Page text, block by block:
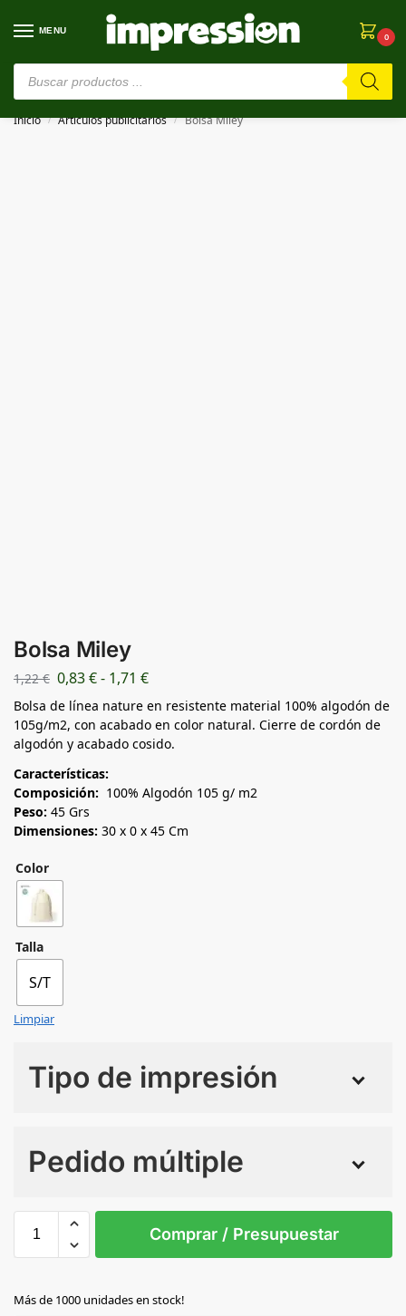
MENU
0
⚠️ Estamos en pruebas. Si algo falla, ¡Perdón!⚠️
Inicio / Artículos publicitarios / Bolsa Miley
Bolsa Miley
1,22€ 0,83€- 1,71 €
Bolsa de línea nature en resistente material 100% algodón de
105g/m2, con acabado en color natural. Cierre de cordón de
algodón y acabado cosido.
Características:
Composición: 100% Algodón 105 g/ m2
Peso: 45 Grs
Dimensiones: 30 x 0 x 45 Cm
Color
Talla
S/T
Limpiar
Tipo de impresión
Pedido múltiple
S/T
Comprar / Presupuestar
Más de 1000 unidades en stock!